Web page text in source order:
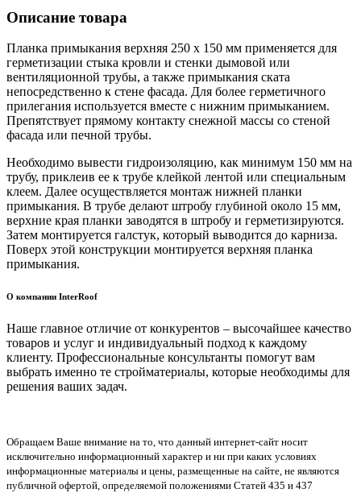
Описание товара
Планка примыкания верхняя 250 х 150 мм применяется для
герметизации стыка кровли и стенки дымовой или
вентиляционной трубы, а также примыкания ската
непосредственно к стене фасада. Для более герметичного
прилегания используется вместе с нижним примыканием.
Препятствует прямому контакту снежной массы со стеной
фасада или печной трубы.
Необходимо вывести гидроизоляцию, как минимум 150 мм на
трубу, приклеив ее к трубе клейкой лентой или специальным
клеем. Далее осуществляется монтаж нижней планки
примыкания. В трубе делают штробу глубиной около 15 мм,
верхние края планки заводятся в штробу и герметизируются.
Затем монтируется галстук, который выводится до карниза.
Поверх этой конструкции монтируется верхняя планка
примыкания.
О компании InterRoof
Наше главное отличие от конкурентов – высочайшее качество
товаров и услуг и индивидуальный подход к каждому
клиенту. Профессиональные консультанты помогут вам
выбрать именно те стройматериалы, которые необходимы для
решения ваших задач.
Обращаем Ваше внимание на то, что данный интернет-сайт носит
исключительно информационный характер и ни при каких условиях
информационные материалы и цены, размещенные на сайте, не являются
публичной офертой, определяемой положениями Статей 435 и 437